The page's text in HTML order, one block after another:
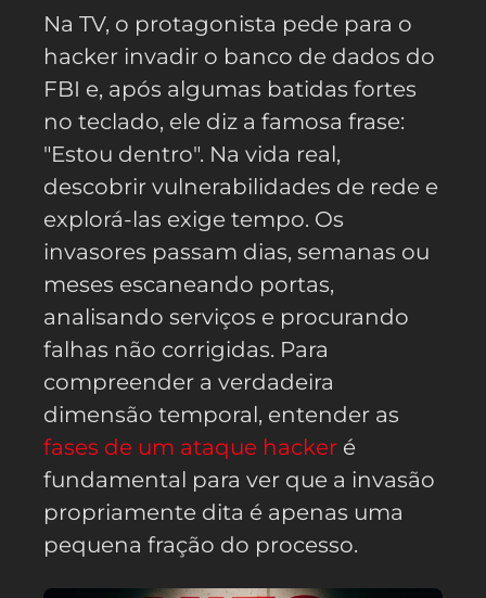
Na TV, o protagonista pede para o
hacker invadir o banco de dados do
FBI e, após algumas batidas fortes
no teclado, ele diz a famosa frase:
"Estou dentro". Na vida real,
descobrir vulnerabilidades de rede e
explorá-las exige tempo. Os
invasores passam dias, semanas ou
meses escaneando portas,
analisando serviços e procurando
falhas não corrigidas. Para
compreender a verdadeira
dimensão temporal, entender as
fases de um ataque hacker é
fundamental para ver que a invasão
propriamente dita é apenas uma
pequena fração do processo.